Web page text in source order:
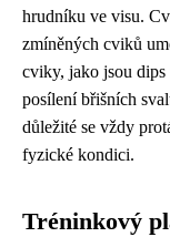
hrudníku ve visu.
zmíněných cviků
cviky, jako jsou dips
posílení břišních
důležité se vždy
fyzické kondici.
Tréninkový